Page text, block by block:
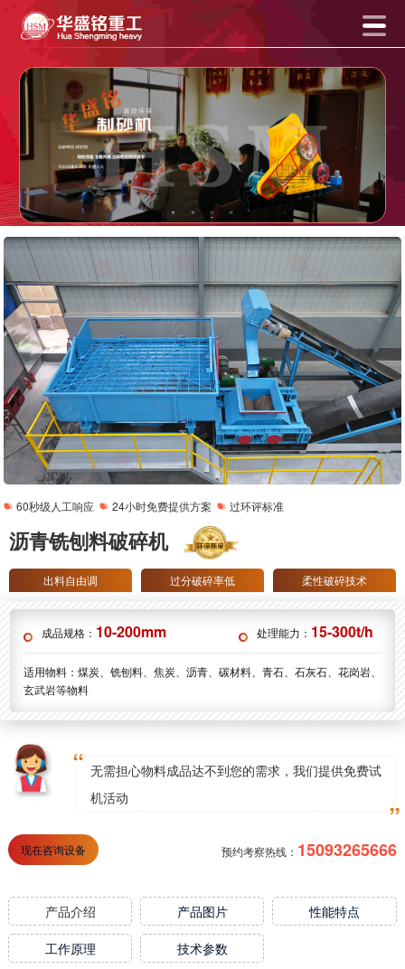
60秒级人工响应 24小时免费提供方案 过环评标准
沥青铣刨料破碎机
出料自由调 过分破碎率低 柔性破碎技术
成品规格： 10-200mm 处理能力： 15-300t/h
适用物料： 煤炭、铣刨料、焦炭、沥青、碳材料、青石、石灰石、花岗岩、
玄武岩等物料
无需担心物料成品达不到您的需求，我们提供免费试
机活动
现在咨询设备 预约考察热线： 15093265666
产品介绍 产品图片 性能特点
工作原理 技术参数